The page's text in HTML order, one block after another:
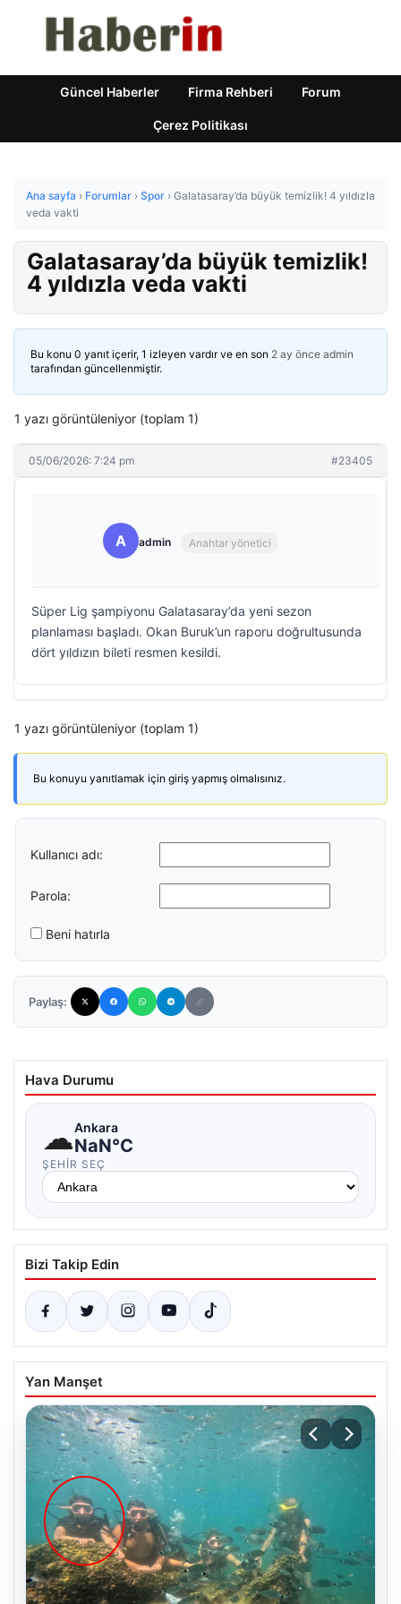
Güncel Haberler Firma Rehberi Forum
Çerez Politikası
Ana sayfa › Forumlar › Spor › Galatasaray’da büyük temizlik! 4 yıldızla
veda vakti
Galatasaray’da büyük temizlik!
4 yıldızla veda vakti
Bu konu 0 yanıt içerir, 1 izleyen vardır ve en son 2 ay önce admin
tarafından güncellenmiştir.
1 yazı görüntüleniyor (toplam 1)
05/06/2026: 7:24 pm #23405
A admin Anahtar yönetici
Süper Lig şampiyonu Galatasaray’da yeni sezon
planlaması başladı. Okan Buruk’un raporu doğrultusunda
dört yıldızın bileti resmen kesildi.
1 yazı görüntüleniyor (toplam 1)
Bu konuyu yanıtlamak için giriş yapmış olmalısınız.
Kullanıcı adı:
Parola:
Beni hatırla
Paylaş:
Hava Durumu
☁Ankara
NaN°C
ŞEHIR SEÇ
Bizi Takip Edin
Yan Manşet